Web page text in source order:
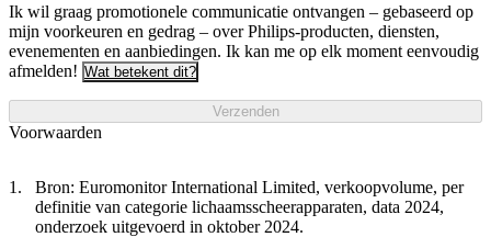
Ik wil graag promotionele communicatie ontvangen – gebaseerd op
mijn voorkeuren en gedrag – over Philips-producten, diensten,
evenementen en aanbiedingen. Ik kan me op elk moment eenvoudig
afmelden! Wat betekent dit?
Verzenden
Voorwaarden
Bron: Euromonitor International Limited, verkoopvolume, per
definitie van categorie lichaamsscheerapparaten, data 2024,
onderzoek uitgevoerd in oktober 2024.